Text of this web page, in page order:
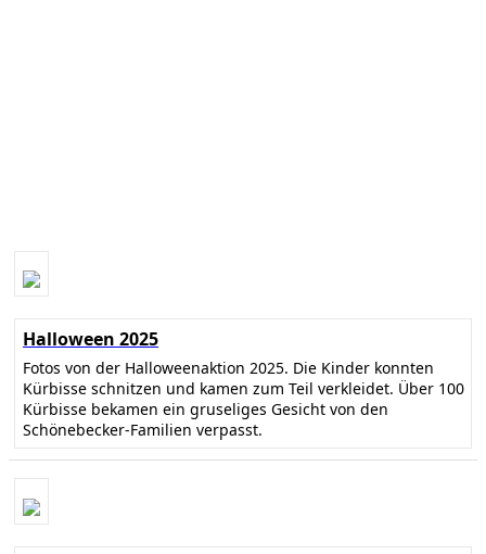
Halloween 2025
Fotos von der Halloweenaktion 2025. Die Kinder konnten
Kürbisse schnitzen und kamen zum Teil verkleidet. Über 100
Kürbisse bekamen ein gruseliges Gesicht von den
Schönebecker-Familien verpasst.